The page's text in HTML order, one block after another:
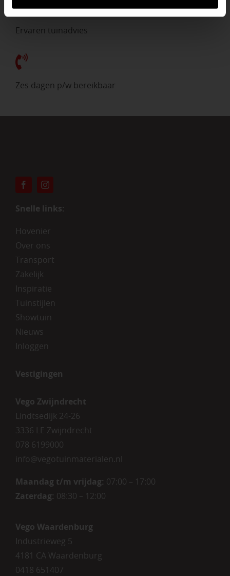
Ervaren tuinadvies
Zes dagen p/w bereikbaar
Snelle links:
Hovenier
Over ons
Transport
Zakelijk
Inspiratie
Tuinstijlen
Showtuin
Nieuws
Inloggen
Vestigingen
Vego Zwijndrecht
Lindtsedijk 24-26
3336 LE Zwijndrecht
078 6199000
info@vegotuinmaterialen.nl
Maandag t/m vrijdag: 07:00 – 17:00
Zaterdag: 08:30 – 12:00
Vego Waardenburg
Industrieweg 5
4181 CA Waardenburg
0418 651407